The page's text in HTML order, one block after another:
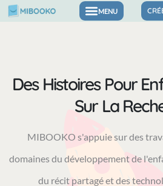
Aller
Des Histoires Pour
Sur La
MIBOOKO s'appuie sur des
domaines du développement de
du récit partagé et des